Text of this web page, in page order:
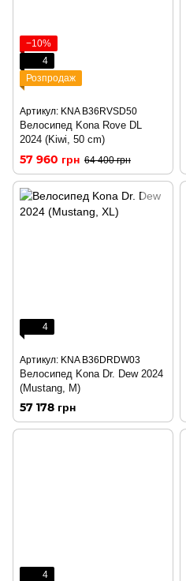
−10%
4
Розпродаж
Артикул: KNA B36RVSD50
Велосипед Kona Rove DL
2024 (Kiwi, 50 cm)
57 960 грн 64 400 грн
4
Артикул: KNA B36DRDW03
Велосипед Kona Dr. Dew 2024
(Mustang, M)
57 178 грн
4